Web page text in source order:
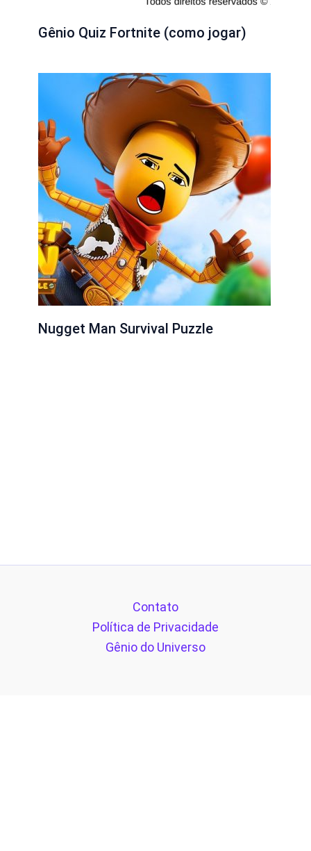
Gênio Quiz Fortnite (como jogar)
Nugget Man Survival Puzzle
Contato
Política de Privacidade
Gênio do Universo